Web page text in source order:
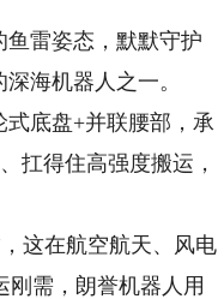
雷姿态，默默守护
海机器人之一。
底盘+并联腰部，承
扛得住高强度搬运，
这在航空航天、风电
需，朗誉机器人用